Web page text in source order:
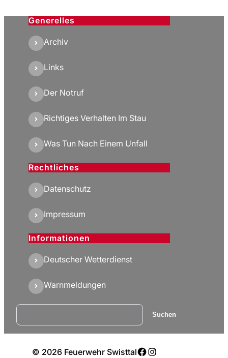
Generelles
Archiv
Links
Der Notruf
Richtiges Verhalten Im Stau
Was Tun Nach Einem Unfall
Rechtliches
Datenschutz
Impressum
Informationen
Deutscher Wetterdienst
Warnmeldungen
Suchen Suchen
© 2026 Feuerwehr SwisttalFacebook
Instagram